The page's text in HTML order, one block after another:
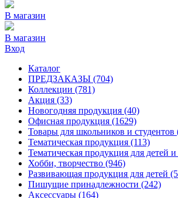
В магазин
В магазин
Вход
Каталог
ПРЕДЗАКАЗЫ (704)
Коллекции (781)
Акция (33)
Новогодняя продукция (40)
Офисная продукция (1629)
Товары для школьников и студентов
Тематическая продукция (113)
Тематическая продукция для детей и
Хобби, творчество (946)
Развивающая продукция для детей
Пишущие принадлежности (242)
Аксессуары (164)